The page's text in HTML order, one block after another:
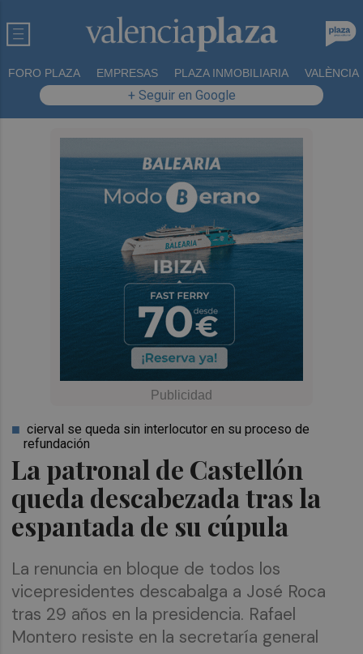
FORO PLAZA EMPRESAS PLAZA INMOBILIARIA VALÈNCIA
+ Seguir en Google
La patronal de Castellón
queda descabezada tras la
espantada de su cúpula
cierval se queda sin interlocutor en su proceso de
refundación
La renuncia en bloque de todos los
vicepresidentes descabalga a José Roca
tras 29 años en la presidencia. Rafael
Montero resiste en la secretaría general